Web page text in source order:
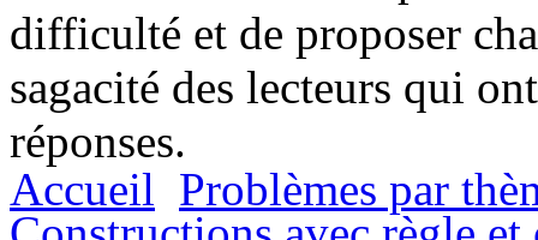
difficulté et de proposer
sagacité des lecteurs qui
réponses.
Accueil Problèmes par